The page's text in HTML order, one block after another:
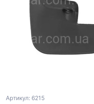
Артикул: 6215